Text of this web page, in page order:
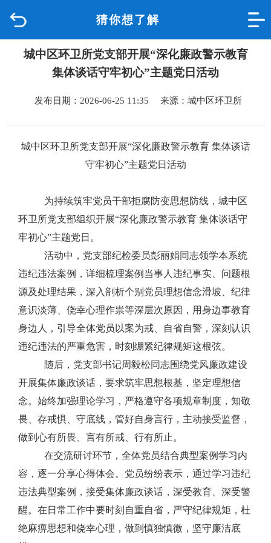
猜你想了解
品质城中
政府信息公开
数据专题
城中区环卫所党支部开展“深化廉政警示教育
集体谈话守牢初心”主题党日活动
发布日期：2026-06-25 11:35 来源：城中区环卫所
城中区环卫所党支部开展“深化廉政警示教育 集体谈话
守牢初心”主题党日 活动
为持续筑牢党员干部拒腐防变思想防线， 城中区
环卫所党支部组织开展“深化廉政警示教育 集体谈话守
牢初心”主题党日。
活动中， 党支部纪检委员彭丽娟同志领学本系统
违纪违法案例 ，详细梳理案例当事人违纪事实、问题根
源及处理结果，深入剖析个别党员理想信念滑坡、纪律
意识淡薄、侥幸心理作祟等深层次原因，用身边事教育
身边人，引导全体党员以案为戒、自省自警，深刻认识
违纪违法的严重危害，时刻绷紧纪律规矩这根弦。
随后，党支部书记周毅松同志围绕党风廉政建设
开展集体廉政谈话， 要求筑牢思想根基，坚定理想信
念。始终加强理论学习，严格遵守各项规章制度，知敬
畏、存戒惧、守底线，管好自身言行，主动接受监督，
做到心有所畏、言有所戒、行有所止。
在交流研讨环节，全体党员结合典型案例学习内
容，逐一分享心得体会。 党员纷纷表示，通过学习违纪
违法典型案例，接受集体廉政谈话，深受教育、深受警
醒。在日常工作中要时刻自重自省，严守纪律规矩，杜
绝麻痹思想和侥幸心理，做到慎独慎微，坚守廉洁底